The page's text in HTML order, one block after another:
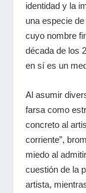
identidad y la
una especie
cuyo nombre
década de los
en sí es un
Al asumir
farsa como
concreto al
corriente”,
miedo al
cuestión de la
artista,